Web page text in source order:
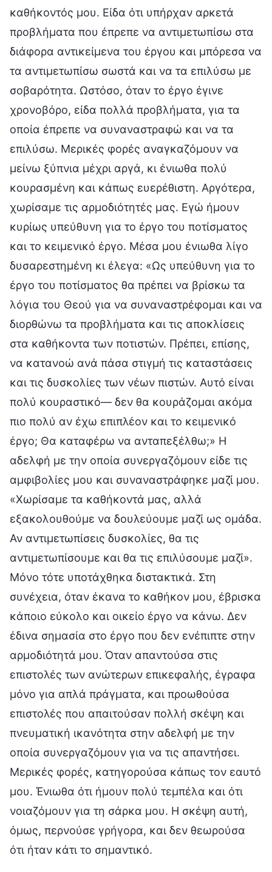
καθήκοντός μου. Είδα ότι υπήρχαν αρκετά
προβλήματα που έπρεπε να αντιμετωπίσω στα
διάφορα αντικείμενα του έργου και μπόρεσα να
τα αντιμετωπίσω σωστά και να τα επιλύσω με
σοβαρότητα. Ωστόσο, όταν το έργο έγινε
χρονοβόρο, είδα πολλά προβλήματα, για τα
οποία έπρεπε να συναναστραφώ και να τα
επιλύσω. Μερικές φορές αναγκαζόμουν να
μείνω ξύπνια μέχρι αργά, κι ένιωθα πολύ
κουρασμένη και κάπως ευερέθιστη. Αργότερα,
χωρίσαμε τις αρμοδιότητές μας. Εγώ ήμουν
κυρίως υπεύθυνη για το έργο του ποτίσματος
και το κειμενικό έργο. Μέσα μου ένιωθα λίγο
δυσαρεστημένη κι έλεγα: «Ως υπεύθυνη για το
έργο του ποτίσματος θα πρέπει να βρίσκω τα
λόγια του Θεού για να συναναστρέφομαι και να
διορθώνω τα προβλήματα και τις αποκλίσεις
στα καθήκοντα των ποτιστών. Πρέπει, επίσης,
να κατανοώ ανά πάσα στιγμή τις καταστάσεις
και τις δυσκολίες των νέων πιστών. Αυτό είναι
πολύ κουραστικό— δεν θα κουράζομαι ακόμα
πιο πολύ αν έχω επιπλέον και το κειμενικό
έργο; Θα καταφέρω να ανταπεξέλθω;» Η
αδελφή με την οποία συνεργαζόμουν είδε τις
αμφιβολίες μου και συναναστράφηκε μαζί μου.
«Χωρίσαμε τα καθήκοντά μας, αλλά
εξακολουθούμε να δουλεύουμε μαζί ως ομάδα.
Αν αντιμετωπίσεις δυσκολίες, θα τις
αντιμετωπίσουμε και θα τις επιλύσουμε μαζί».
Μόνο τότε υποτάχθηκα διστακτικά. Στη
συνέχεια, όταν έκανα το καθήκον μου, έβρισκα
κάποιο εύκολο και οικείο έργο να κάνω. Δεν
έδινα σημασία στο έργο που δεν ενέπιπτε στην
αρμοδιότητά μου. Όταν απαντούσα στις
επιστολές των ανώτερων επικεφαλής, έγραφα
μόνο για απλά πράγματα, και προωθούσα
επιστολές που απαιτούσαν πολλή σκέψη και
πνευματική ικανότητα στην αδελφή με την
οποία συνεργαζόμουν για να τις απαντήσει.
Μερικές φορές, κατηγορούσα κάπως τον εαυτό
μου. Ένιωθα ότι ήμουν πολύ τεμπέλα και ότι
νοιαζόμουν για τη σάρκα μου. Η σκέψη αυτή,
όμως, περνούσε γρήγορα, και δεν θεωρούσα
ότι ήταν κάτι το σημαντικό.